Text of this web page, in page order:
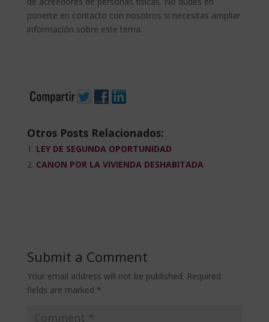
ponerte en contacto con nosotros si necesitas ampliar
información sobre este tema.
Otros Posts Relacionados:
LEY DE SEGUNDA OPORTUNIDAD
CANON POR LA VIVIENDA DESHABITADA
Submit a Comment
Your email address will not be published. Required
fields are marked *